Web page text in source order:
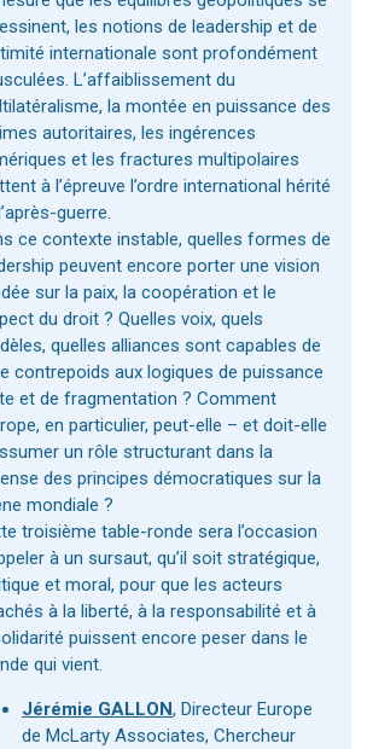
les notions de leadership et de
internationale sont profondément
L’affaiblissement du
la montée en puissance des
autoritaires, les ingérences
et les fractures multipolaires
à l’épreuve l’ordre international hérité
guerre.
ce contexte instable, quelles formes de
peuvent encore porter une vision
sur la paix, la coopération et le
du droit ? Quelles voix, quels
quelles alliances sont capables de
contrepoids aux logiques de puissance
et de fragmentation ? Comment
en particulier, peut-elle – et doit-elle
un rôle structurant dans la
des principes démocratiques sur la
mondiale ?
troisième table-ronde sera l’occasion
à un sursaut, qu’il soit stratégique,
et moral, pour que les acteurs
à la liberté, à la responsabilité et à
puissent encore peser dans le
qui vient.
Jérémie GALLON, Directeur Europe
de McLarty Associates, Chercheur